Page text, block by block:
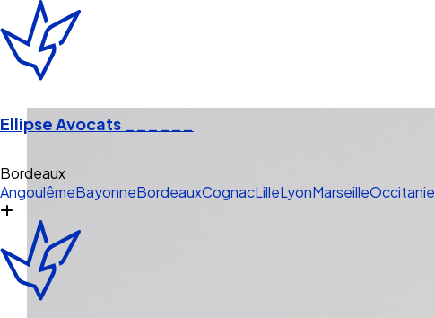
Ellipse Avocats
Bordeaux
AngoulêmeBayonneBordeauxCognacLilleLyonMarseilleOccitanie